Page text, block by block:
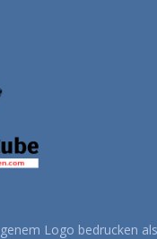
Logo bedrucken